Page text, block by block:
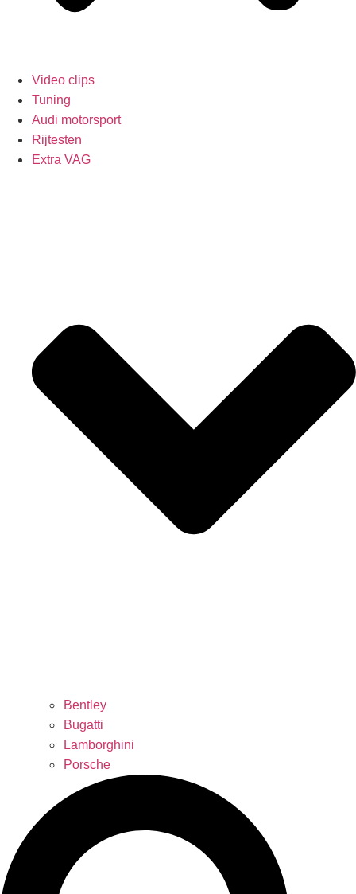
Video clips
Tuning
Audi motorsport
Rijtesten
Extra VAG
Bentley
Bugatti
Lamborghini
Porsche